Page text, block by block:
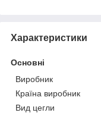
Характеристики
Основні
Виробник
Країна виробник
Вид цегли